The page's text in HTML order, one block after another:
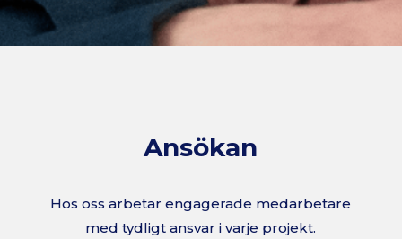
Ansökan
Hos oss arbetar engagerade medarbetare
med tydligt ansvar i varje projekt.